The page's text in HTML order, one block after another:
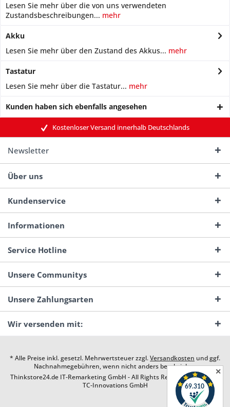
Lesen Sie mehr über die von uns verwendeten
Zustandsbeschreibungen... mehr
Akku
Lesen Sie mehr über den Zustand des Akkus... mehr
Tastatur
Lesen Sie mehr über die Tastatur... mehr
Kunden haben sich ebenfalls angesehen
Kostenloser Versand innerhalb Deutschlands
Newsletter
Über uns
Kundenservice
Informationen
Service Hotline
Unsere Communitys
Unsere Zahlungsarten
Wir versenden mit:
* Alle Preise inkl. gesetzl. Mehrwertsteuer zzgl.Versandkosten und ggf.
Nachnahmegebühren, wenn nicht anders beschrieben
Thinkstore24.de IT-Remarketing GmbH - All Rights Reserved. Design by
TC-Innovations GmbH
✕